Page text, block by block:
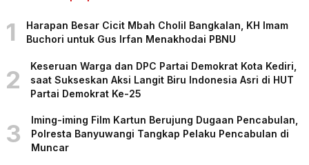
1
Harapan Besar Cicit Mbah Cholil Bangkalan, KH Imam
Buchori untuk Gus Irfan Menakhodai PBNU
2
Keseruan Warga dan DPC Partai Demokrat Kota Kediri,
saat Sukseskan Aksi Langit Biru Indonesia Asri di HUT
Partai Demokrat Ke-25
3
Iming-iming Film Kartun Berujung Dugaan Pencabulan,
Polresta Banyuwangi Tangkap Pelaku Pencabulan di
Muncar